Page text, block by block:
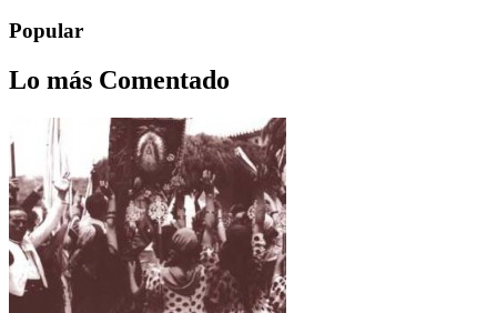
Popular
Lo más Comentado